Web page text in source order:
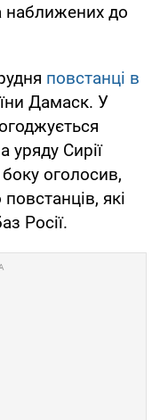
наближених до
повстанці в
Дамаск. У
уряду Сирії
оголосив,
які
Росії.